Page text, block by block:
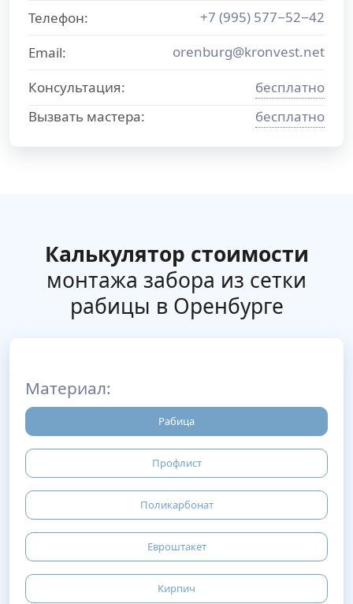
Телефон:
+7 (995) 577−52−42
Email:
orenburg@kronvest.net
Консультация:
бесплатно
Вызвать мастера:
бесплатно
Калькулятор стоимости
монтажа забора из сетки
рабицы в Оренбурге
Материал:
Рабица
Профлист
Поликарбонат
Евроштакет
Кирпич